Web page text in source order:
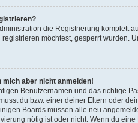
die Registrierung komplett
registrieren möchtest, gesperrt wurden.
mich aber nicht anmelden!
Benutzernamen und das richtige
du bzw. einer deiner Eltern oder
Boards müssen alle neu
nötig ist oder nicht. Wenn du